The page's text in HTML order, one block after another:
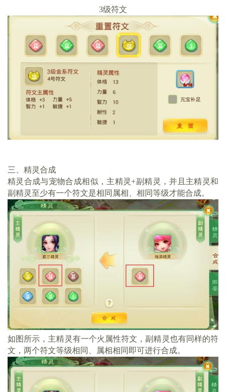
3级符文
三、精灵合成
精灵合成与宠物合成相似，主精灵+副精灵，并且主精灵和
副精灵至少有一个符文是相同属相、相同等级才能合成。
如图所示，主精灵有一个火属性符文，副精灵也有同样的符
文，两个符文等级相同、属相相同即可进行合成。